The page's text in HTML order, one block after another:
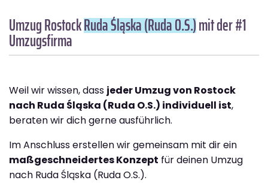
Umzug RostockRuda Śląska (Ruda O.S.)mit der #1
Umzugsfirma
Weil wir wissen, dass jeder Umzug von Rostock
nach Ruda Śląska (Ruda O.S.) individuell ist,
beraten wir dich gerne ausführlich.
Im Anschluss erstellen wir gemeinsam mit dir ein
maßgeschneidertes Konzept für deinen Umzug
nach Ruda Śląska (Ruda O.S.).